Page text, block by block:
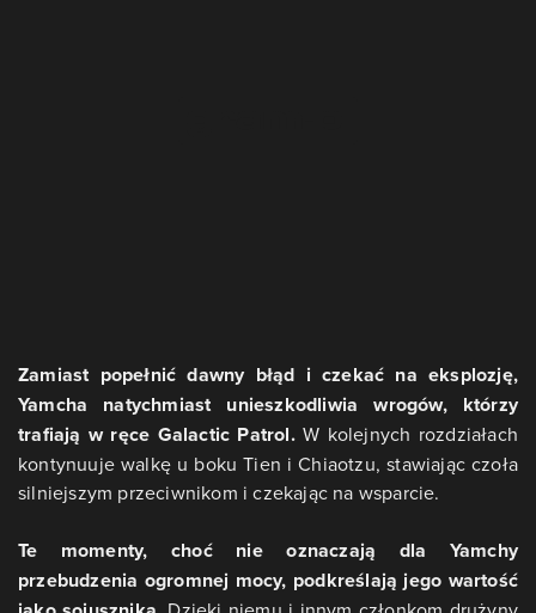
Zamiast popełnić dawny błąd i czekać na eksplozję,
Yamcha natychmiast unieszkodliwia wrogów, którzy
trafiają w ręce Galactic Patrol.W kolejnych rozdziałach
kontynuuje walkę u boku Tien i Chiaotzu, stawiając czoła
silniejszym przeciwnikom i czekając na wsparcie.
Te momenty, choć nie oznaczają dla Yamchy
przebudzenia ogromnej mocy, podkreślają jego wartość